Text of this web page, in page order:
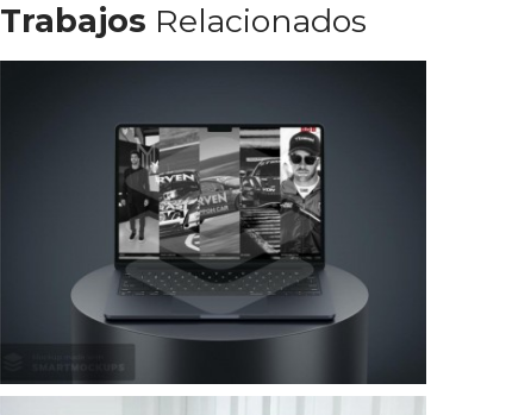
Trabajos Relacionados
Diseño Web Manu Urcera
Trabajos Web